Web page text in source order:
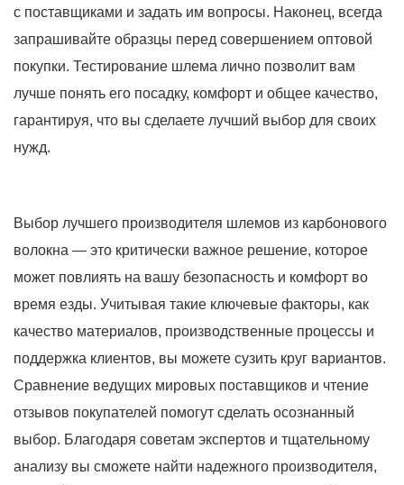
с поставщиками и задать им вопросы. Наконец, всегда
запрашивайте образцы перед совершением оптовой
покупки. Тестирование шлема лично позволит вам
лучше понять его посадку, комфорт и общее качество,
гарантируя, что вы сделаете лучший выбор для своих
нужд.
Выбор лучшего производителя шлемов из карбонового
волокна — это критически важное решение, которое
может повлиять на вашу безопасность и комфорт во
время езды. Учитывая такие ключевые факторы, как
качество материалов, производственные процессы и
поддержка клиентов, вы можете сузить круг вариантов.
Сравнение ведущих мировых поставщиков и чтение
отзывов покупателей помогут сделать осознанный
выбор. Благодаря советам экспертов и тщательному
анализу вы сможете найти надежного производителя,